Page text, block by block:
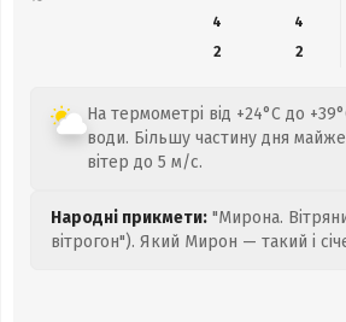
4
4
2
2
На термометрі від +24°C до
води. Більшу частину дня
вітер до 5 м/с.
Народні прикмети: "Мирона.
вітрогон"). Який Мирон — такий і